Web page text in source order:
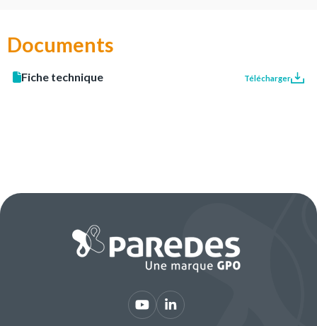
Documents
Fiche technique Télécharger